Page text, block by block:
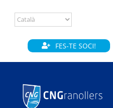
content
FES-TE SOCI!